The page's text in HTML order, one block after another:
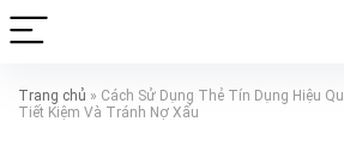
Trang chủ » Cách Sử Dụng Thẻ Tín Dụng Hiệu
Tiết Kiệm Và Tránh Nợ Xấu